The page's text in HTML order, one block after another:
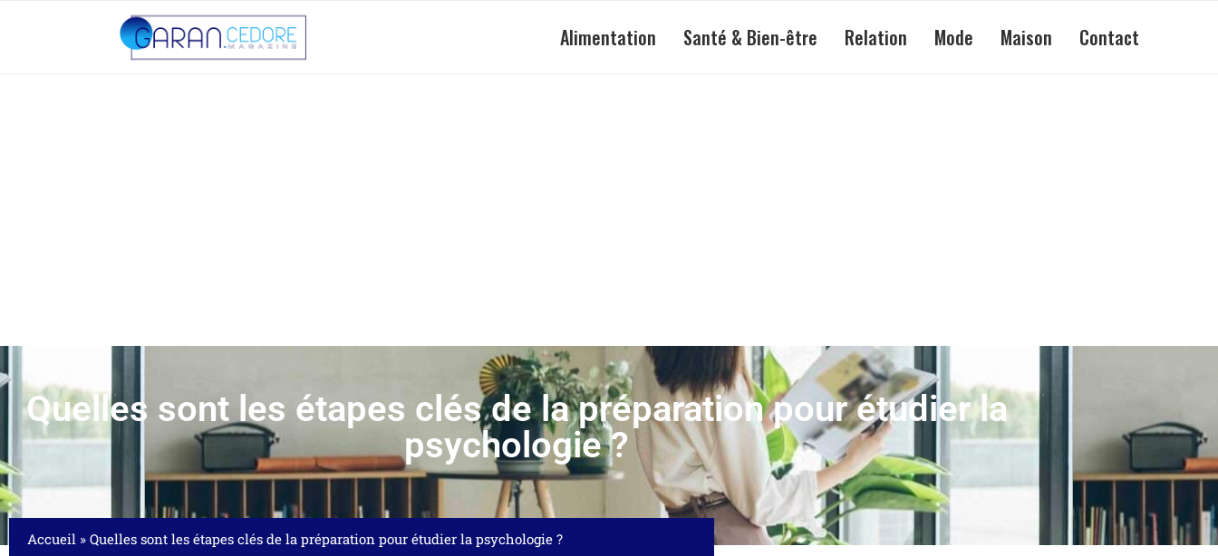
Alimentation Santé & Bien-être Relation Mode Maison Contact
Quelles sont les étapes clés de la préparation pour étudier la
psychologie ?
Accueil » Quelles sont les étapes clés de la préparation pour étudier la psychologie ?